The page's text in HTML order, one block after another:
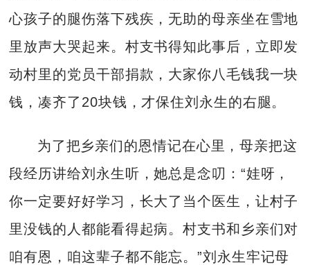
心孩子的腿伤落下残疾，无助的母亲坐在雪地
里放声大哭起来。村支书得知此事后，立即发
动村里的党员干部捐款，大家你八毛钱我一块
钱，凑齐了20块钱，才保住刘永生的右腿。
为了把乡亲们的恩情记在心里，母亲把这
段经历讲给刘永生听，她总是念叨：“娃呀，
你一定要好好学习，长大了当个医生，让村子
里没钱的人都能看得起病。村支书和乡亲们对
咱有恩，咱这辈子都不能忘。”刘永生牢记母